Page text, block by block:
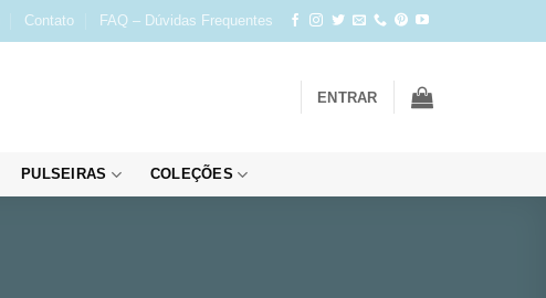
Contato FAQ – Dúvidas Frequentes
ENTRAR
PULSEIRAS COLEÇÕES